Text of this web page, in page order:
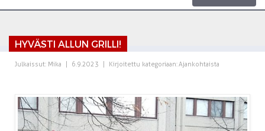
HYVÄSTI ALLUN GRILLI!
Julkaissut: Mika 6.9.2023 Kirjoitettu kategoriaan:Ajankohtaista